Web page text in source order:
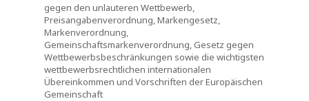
gegen den unlauteren Wettbewerb,
Preisangabenverordnung, Markengesetz,
Markenverordnung,
Gemeinschaftsmarkenverordnung, Gesetz gegen
Wettbewerbsbeschränkungen sowie die wichtigsten
wettbewerbsrechtlichen internationalen
Übereinkommen und Vorschriften der Europäischen
Gemeinschaft